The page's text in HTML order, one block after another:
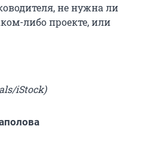
не нужна ли
либо проекте, или
iStock)